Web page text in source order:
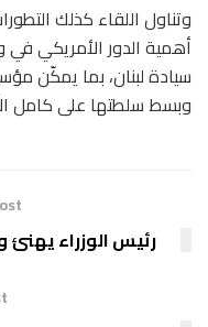
وتناول اللقاء كذلك
أهمية الدور الأمريكي في
سيادة لبنان، بما يمكّن
وبسط سلطتها على كامل
رئيس الوزراء يهنئ